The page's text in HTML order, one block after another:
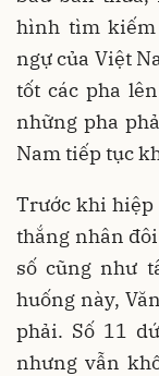
hình tìm kiếm
ngự của Việt
tốt các pha
những pha
Nam tiếp tục
Trước khi hiệp
thắng nhân
số cũng như
huống này,
phải. Số 11
nhưng vẫn